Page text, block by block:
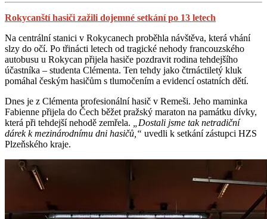
Rokycanští hasiči zažili dojemné setkání po 13 letech
Na centrální stanici v Rokycanech proběhla návštěva, která vhání
slzy do očí. Po třinácti letech od tragické nehody francouzského
autobusu u Rokycan přijela hasiče pozdravit rodina tehdejšího
účastníka – studenta Clémenta. Ten tehdy jako čtrnáctiletý kluk
pomáhal českým hasičům s tlumočením a evidencí ostatních dětí.
Dnes je z Clémenta profesionální hasič v Remeši. Jeho maminka
Fabienne přijela do Čech běžet pražský maraton na památku dívky,
která při tehdejší nehodě zemřela. „Dostali jsme tak netradiční
dárek k mezinárodnímu dni hasičů,“ uvedli k setkání zástupci HZS
Plzeňského kraje.